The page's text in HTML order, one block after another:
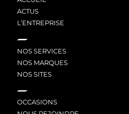
ACTUS
L’ENTREPRISE
NOS SERVICES
NOS MARQUES
NOS SITES
OCCASIONS